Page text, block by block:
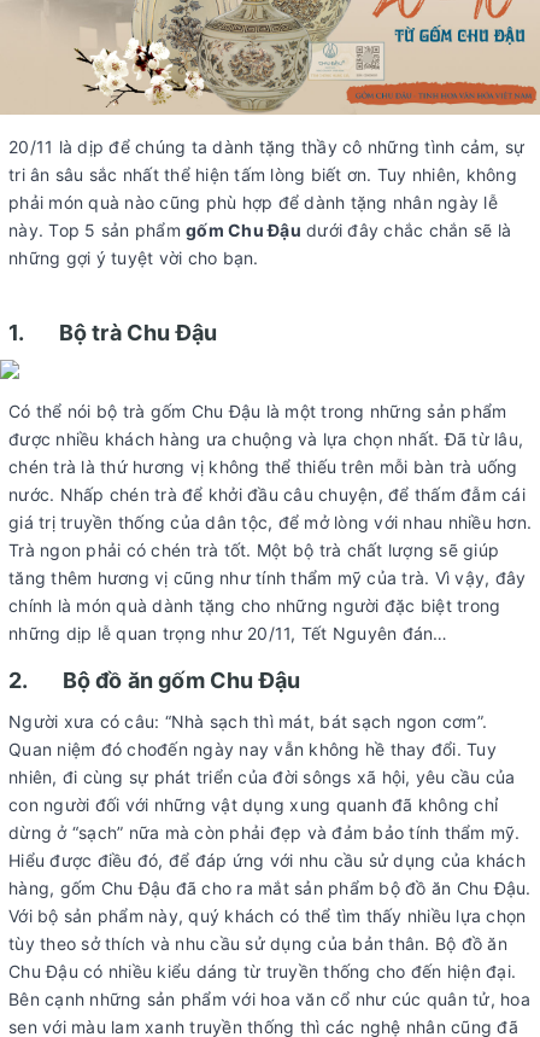
20/11 là dịp để chúng ta dành tặng thầy cô những tình cảm, sự
tri ân sâu sắc nhất thể hiện tấm lòng biết ơn. Tuy nhiên, không
phải món quà nào cũng phù hợp để dành tặng nhân ngày lễ
này. Top 5 sản phẩm gốm Chu Đậu dưới đây chắc chắn sẽ là
những gợi ý tuyệt vời cho bạn.
1. Bộ trà Chu Đậu
Có thể nói bộ trà gốm Chu Đậu là một trong những sản phẩm
được nhiều khách hàng ưa chuộng và lựa chọn nhất. Đã từ lâu,
chén trà là thứ hương vị không thể thiếu trên mỗi bàn trà uống
nước. Nhấp chén trà để khởi đầu câu chuyện, để thấm đẫm cái
giá trị truyền thống của dân tộc, để mở lòng với nhau nhiều hơn.
Trà ngon phải có chén trà tốt. Một bộ trà chất lượng sẽ giúp
tăng thêm hương vị cũng như tính thẩm mỹ của trà. Vì vậy, đây
chính là món quà dành tặng cho những người đặc biệt trong
những dịp lễ quan trọng như 20/11, Tết Nguyên đán…
2. Bộ đồ ăn gốm Chu Đậu
Người xưa có câu: “Nhà sạch thì mát, bát sạch ngon cơm”.
Quan niệm đó chođến ngày nay vẫn không hề thay đổi. Tuy
nhiên, đi cùng sự phát triển của đời sôngs xã hội, yêu cầu của
con người đối với những vật dụng xung quanh đã không chỉ
dừng ở “sạch” nữa mà còn phải đẹp và đảm bảo tính thẩm mỹ.
Hiểu được điều đó, để đáp ứng với nhu cầu sử dụng của khách
hàng, gốm Chu Đậu đã cho ra mắt sản phẩm bộ đồ ăn Chu Đậu.
Với bộ sản phẩm này, quý khách có thể tìm thấy nhiều lựa chọn
tùy theo sở thích và nhu cầu sử dụng của bản thân. Bộ đồ ăn
Chu Đậu có nhiều kiểu dáng từ truyền thống cho đến hiện đại.
Bên cạnh những sản phẩm với hoa văn cổ như cúc quân tử, hoa
sen với màu lam xanh truyền thống thì các nghệ nhân cũng đã